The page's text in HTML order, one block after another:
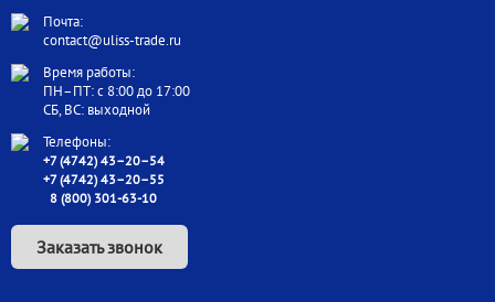
Почта:
contact@uliss-trade.ru
Время работы:
ПН–ПТ: с 8:00 до 17:00
СБ, ВС: выходной
Телефоны:
+7 (4742) 43–20–54
+7 (4742) 43–20–55
8 (800) 301-63-10
Заказать звонок